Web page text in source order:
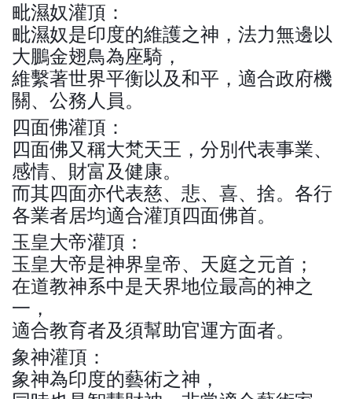
毗濕奴灌頂：
毗濕奴是印度的維護之神，法力無邊以
大鵬金翅鳥為座騎，
維繫著世界平衡以及和平，適合政府機
關、公務人員。
四面佛灌頂：
四面佛又稱大梵天王，分別代表事業、
感情、財富及健康。
而其四面亦代表慈、悲、喜、捨。各行
各業者居均適合灌頂四面佛首。
玉皇大帝灌頂：
玉皇大帝是神界皇帝、天庭之元首；
在道教神系中是天界地位最高的神之
一，
適合教育者及須幫助官運方面者。
象神灌頂：
象神為印度的藝術之神，